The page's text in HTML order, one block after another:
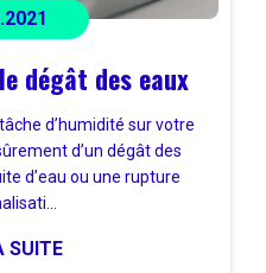
dégât des eaux
d’humidité sur votre
d’un dégât des
d’eau ou une rupture
SUITE